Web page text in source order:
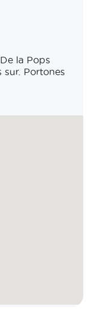
la Pops
Portones